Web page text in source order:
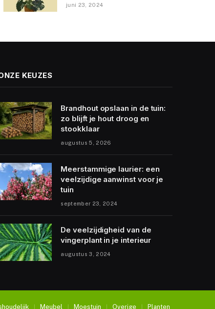
juni 23, 2024
KEUZES
Brandhout opslaan in de tuin:
zo blijft je hout droog en
stookklaar
augustus 5, 2026
Meerstammige laurier: een
veelzijdige aanwinst voor je
tuin
september 23, 2024
De veelzijdigheid van de
vingerplant in je interieur
augustus 3, 2024
Meubel Moestuin Overige Planten